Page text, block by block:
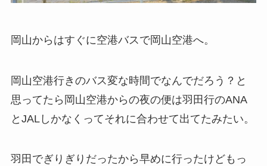
岡山からはすぐに空港バスで岡山空港へ。
岡山空港行きのバス変な時間でなんでだろう？と
思ってたら岡山空港からの夜の便は羽田行のANA
とJALしかなくってそれに合わせて出てたみたい。
羽田でぎりぎりだったから早めに行ったけどもっ